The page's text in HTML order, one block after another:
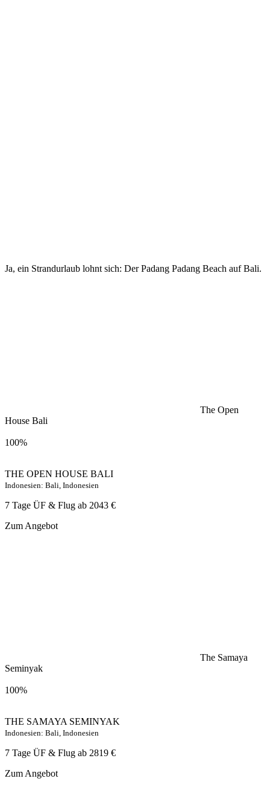
Ja, ein Strandurlaub lohnt sich: Der Padang Padang Beach auf Bali.
The Open
House Bali
100%
THE OPEN HOUSE BALI
Indonesien: Bali, Indonesien
7 Tage ÜF & Flug ab 2043 €
Zum Angebot
The Samaya
Seminyak
100%
THE SAMAYA SEMINYAK
Indonesien: Bali, Indonesien
7 Tage ÜF & Flug ab 2819 €
Zum Angebot